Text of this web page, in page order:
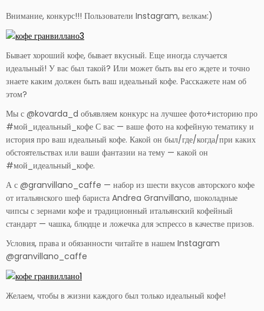
Внимание, конкурс!!! Пользователи Instagram, велкам:)
Бывает хороший кофе, бывает вкусный. Еще иногда случается
идеальный! У вас был такой? Или может быть вы его ждете и точно
знаете каким должен быть ваш идеальный кофе. Расскажете нам об
этом?
Мы с @kovarda_d объявляем конкурс на лучшее фото+историю про
#мой_идеальный_кофе С вас — ваше фото на кофейную тематику и
история про ваш идеальный кофе. Какой он был/где/когда/при каких
обстоятельствах или ваши фантазии на тему — какой он
#мой_идеальный_кофе.
А с @granvillano_caffe — набор из шести вкусов авторского кофе
от итальянского шеф бариста Andrea Granvillano, шоколадные
чипсы с зернами кофе и традиционный итальянский кофейный
стандарт — чашка, блюдце и ложечка для эспрессо в качестве призов.
Условия, права и обязанности читайте в нашем Instagram
@granvillano_caffe
Желаем, чтобы в жизни каждого был только идеальный кофе!